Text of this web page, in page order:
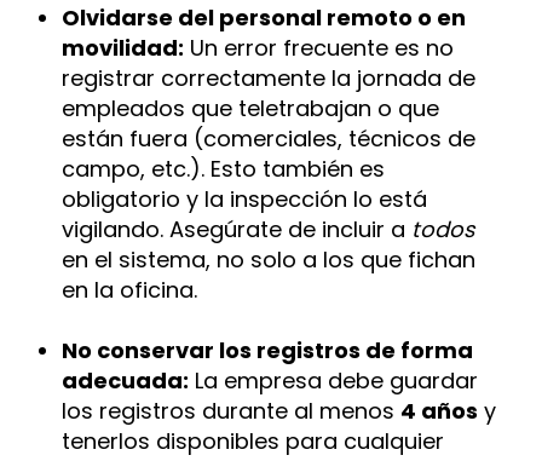
Olvidarse del personal remoto o en
movilidad: Un error frecuente es no
registrar correctamente la jornada de
empleados que teletrabajan o que
están fuera (comerciales, técnicos de
campo, etc.). Esto también es
obligatorio y la inspección lo está
vigilando​. Asegúrate de incluir a todos
en el sistema, no solo a los que fichan
en la oficina.
No conservar los registros de forma
adecuada: La empresa debe guardar
los registros durante al menos 4 años y
tenerlos disponibles para cualquier